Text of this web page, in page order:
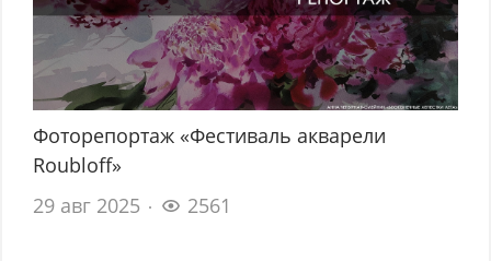
Фоторепортаж «Фестиваль акварели
Roubloff»
29 авг 2025
2561